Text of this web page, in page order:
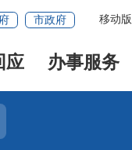
市政府 移动版
应 办事服务